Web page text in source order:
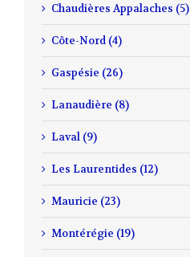
Chaudières Appalaches (5)
Côte-Nord (4)
Gaspésie (26)
Lanaudière (8)
Laval (9)
Les Laurentides (12)
Mauricie (23)
Montérégie (19)